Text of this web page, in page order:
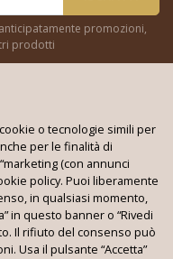
promozioni,
prodotti
© 2026
o tecnologie simili per
per le finalità di
(con annunci
policy. Puoi liberamente
in qualsiasi momento,
in questo banner o “Rivedi
Il rifiuto del consenso può
Usa il pulsante “Accetta”